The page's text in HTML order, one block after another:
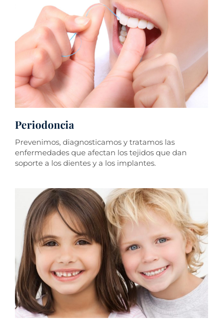
Periodoncia
Prevenimos, diagnosticamos y tratamos las
enfermedades que afectan los tejidos que dan
soporte a los dientes y a los implantes.